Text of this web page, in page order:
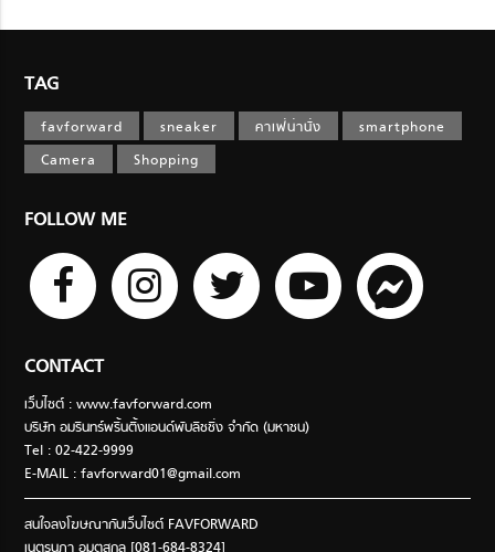
TAG
favforward sneaker คาเฟ่น่านั่ง
smartphone
Camera
Shopping
FOLLOW ME
CONTACT
เว็บไซต์ : www.favforward.com
บริษัท อมรินทร์พริ้นติ้งแอนด์พับลิชชิ่ง จำกัด (มหาชน)
Tel : 02-422-9999
E-MAIL :favforward01@gmail.com
สนใจลงโฆษณากับเว็บไซต์ FAVFORWARD